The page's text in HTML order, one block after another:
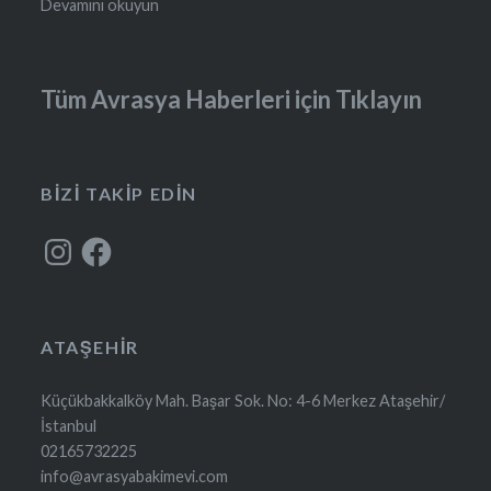
Devamını okuyun
Tüm Avrasya Haberleri için Tıklayın
BIZI TAKIP EDIN
InstagramFacebook
ATAŞEHIR
Küçükbakkalköy Mah. Başar Sok. No: 4-6 Merkez Ataşehir/
İstanbul
02165732225
info@avrasyabakimevi.com